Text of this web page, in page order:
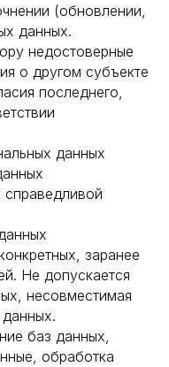
(обновлении,
данных.
недостоверные
о другом субъекте
последнего,
данных
справедливой
заранее
Не допускается
несовместимая
баз данных,
обработка